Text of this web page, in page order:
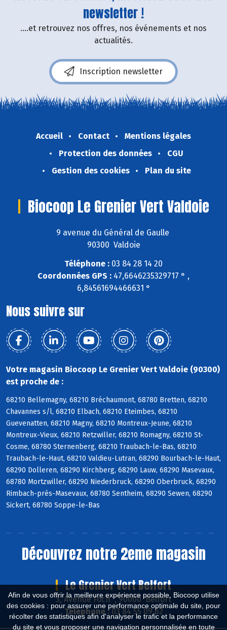
Afin de vous offrir la meilleure expérience possible, Biocoop utilise
des cookies : pour assurer une performance optimale du site, pour
récolter des statistiques afin d'analyser le trafic et la performance
du site et vous proposer une navigation personnalisée en toute
newsletter !
....et retrouvez nos offres, nos événements et nos
actualités.
Inscription newsletter
Accueil Contact
Mentions légales
Protection des données
CGU
Gestion des cookies
Plan du site
Biocoop Le Grenier Vert Valdoie
9 avenue du Général de Gaulle
90300 Valdoie
Téléphone : 03 84 28 14 20
Coordonnées GPS : 47,6646235329717 ° ,
6,84561694466631 °
Nous suivre sur
Votre magasin Biocoop Le Grenier Vert Valdoie (90300)
est proche de :
68210 Bellemagny, 68210 Bréchaumont, 68780 Bretten, 68210
Chavannes s/l, 68210 Elbach, 68210 Eteimbes, 68210
Guevenatten, 68210 Magny, 68210 Montreux-Jeune, 68210
Montreux-Vieux, 68210 Retzwiller, 68210 Romagny, 68210 St-
Cosme, 68780 Sternenberg, 68210 Traubach-le-Bas, 68210
Traubach-le-Haut, 68210 Valdieu-Lutran, 68290 Bourbach-le-Haut,
68290 Dolleren, 68290 Kirchberg, 68290 Lauw, 68290 Masevaux,
68780 Mortzwiller, 68290 Niederbruck, 68290 Oberbruck, 68290
Rimbach-près-Masevaux, 68780 Sentheim, 68290 Sewen, 68290
Sickert, 68780 Soppe-le-Bas
Découvrez notre 2eme magasin
Le Grenier Vert Belfort
3, Avenue Foch , 90000 Belfort
Téléphone :03 84 55 09 62